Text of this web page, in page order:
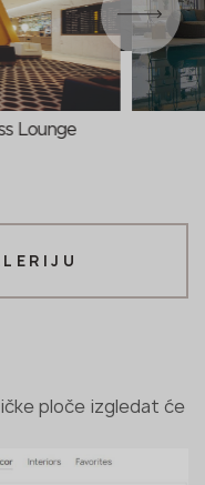
Lounge
ploče izgledat će